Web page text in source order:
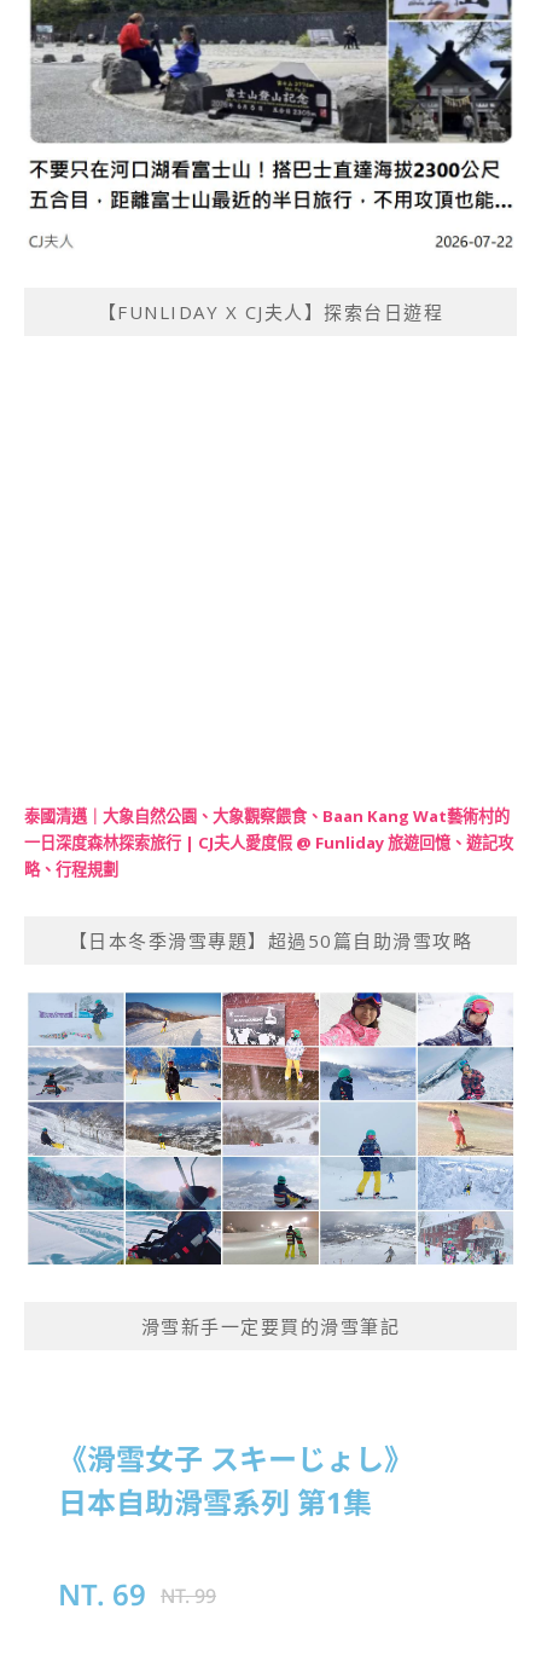
【FUNLIDAY X CJ夫人】探索台日遊程
泰國清邁｜大象自然公園、大象觀察餵食、Baan Kang Wat藝術村的
一日深度森林探索旅行 | CJ夫人愛度假 @ Funliday 旅遊回憶、遊記攻
略、行程規劃
【日本冬季滑雪專題】超過50篇自助滑雪攻略
滑雪新手一定要買的滑雪筆記